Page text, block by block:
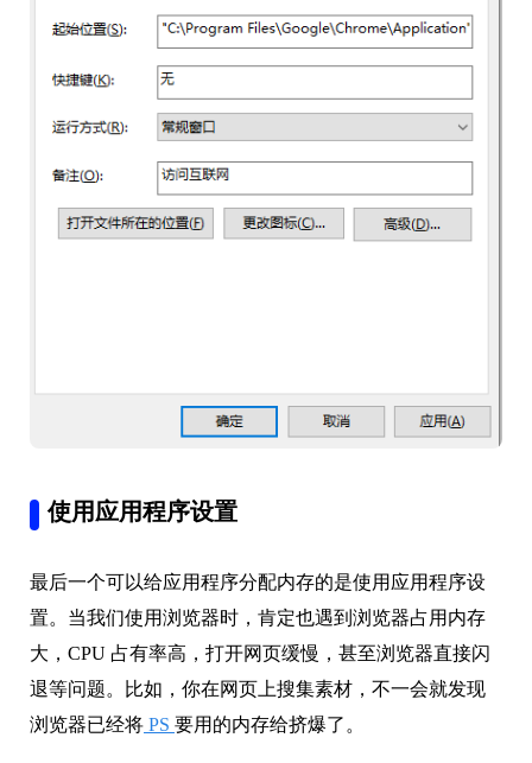
使用应用程序设置
最后一个可以给应用程序分配内存的是使用应用程序设
置。当我们使用浏览器时，肯定也遇到浏览器占用内存
大，CPU 占有率高，打开网页缓慢，甚至浏览器直接闪
退等问题。比如，你在网页上搜集素材，不一会就发现
浏览器已经将 PS 要用的内存给挤爆了。